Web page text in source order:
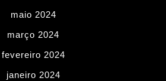
maio 2024
março 2024
fevereiro 2024
janeiro 2024